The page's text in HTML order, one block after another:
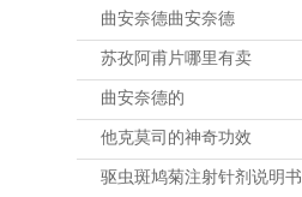
曲安奈德曲安奈德
苏孜阿甫片哪里有卖
曲安奈德的
他克莫司的神奇功效
驱虫斑鸠菊注射针剂说明书